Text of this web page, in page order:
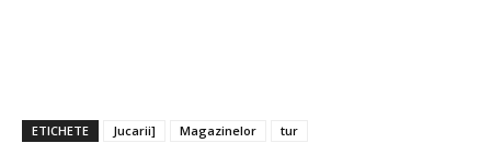
ETICHETE Jucarii] Magazinelor tur